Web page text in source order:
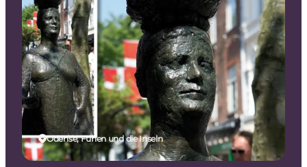
Odense erleben
Veranstaltungen
Reiseplanung
Inspiration
Odense, Fünen und die Inseln